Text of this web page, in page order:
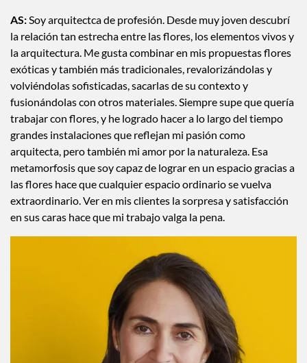
AS:Soy arquitectca de profesión. Desde muy joven descubrí
la relación tan estrecha entre las flores, los elementos vivos y
la arquitectura. Me gusta combinar en mis propuestas flores
exóticas y también más tradicionales, revalorizándolas y
volviéndolas sofisticadas, sacarlas de su contexto y
fusionándolas con otros materiales. Siempre supe que quería
trabajar con flores, y he logrado hacer a lo largo del tiempo
grandes instalaciones que reflejan mi pasión como
arquitecta, pero también mi amor por la naturaleza. Esa
metamorfosis que soy capaz de lograr en un espacio gracias a
las flores hace que cualquier espacio ordinario se vuelva
extraordinario. Ver en mis clientes la sorpresa y satisfacción